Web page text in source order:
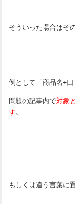
そういった場合はそ
例として「商品名+口
問題の記事内で対象
す。
もしくは違う言葉に